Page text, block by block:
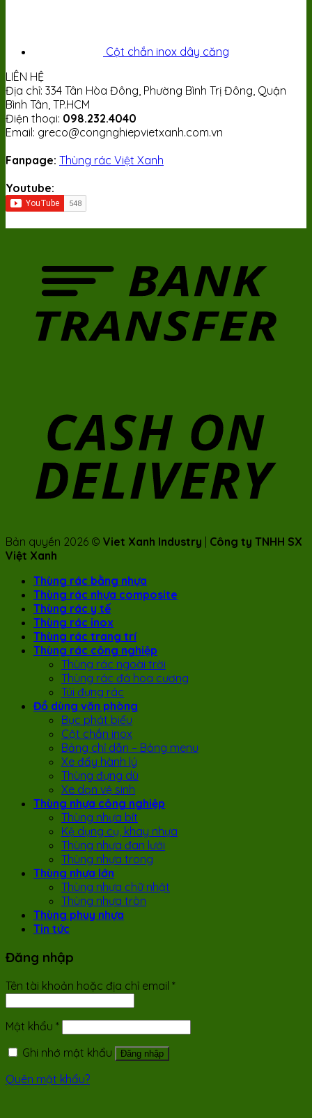
Cột chắn inox dây căng
LIÊN HỆ
Địa chỉ: 334 Tân Hòa Đông, Phường Bình Trị Đông, Quận
Bình Tân, TP.HCM
Điện thoại: 098.232.4040
Email: greco@congnghiepvietxanh.com.vn
Fanpage: Thùng rác Việt Xanh
Youtube:
Bản quyền 2026 © Viet Xanh Industry
Công ty TNHH SX
Việt Xanh
Thùng rác bằng nhựa
Thùng rác nhựa composite
Thùng rác y tế
Thùng rác inox
Thùng rác trang trí
Thùng rác công nghiệp
Thùng rác ngoài trời
Thùng rác đá hoa cương
Túi đựng rác
Đồ dùng văn phòng
Bục phát biểu
Cột chắn inox
Bảng chỉ dẫn – Bảng menu
Xe đẩy hành lý
Thùng đựng dù
Xe dọn vệ sinh
Thùng nhựa công nghiệp
Thùng nhựa bít
Kệ dụng cụ, khay nhựa
Thùng nhựa đan lưới
Thùng nhựa trong
Thùng nhựa lớn
Thùng nhựa chữ nhật
Thùng nhựa tròn
Thùng phuy nhựa
Tin tức
Đăng nhập
Tên tài khoản hoặc địa chỉ email *
Mật khẩu *
Ghi nhớ mật khẩu
Đăng nhập
Quên mật khẩu?